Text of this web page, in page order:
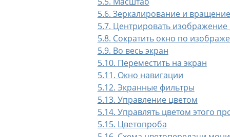
5.6. Зеркалирование и
5.7. Центрировать изображение
5.8. Сократить окно по
5.9. Во весь экран
5.10. Переместить на экран
5.11. Окно навигации
5.12. Экранные фильтры
5.13. Управление цветом
5.14. Управлять цветом этого
5.15. Цветопроба